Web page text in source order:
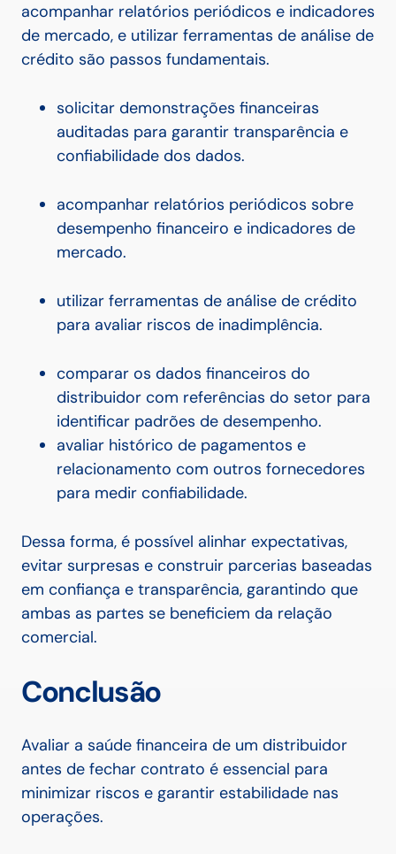
acompanhar relatórios periódicos e indicadores
de mercado, e utilizar ferramentas de análise de
crédito são passos fundamentais.
solicitar demonstrações financeiras
auditadas para garantir transparência e
confiabilidade dos dados.
acompanhar relatórios periódicos sobre
desempenho financeiro e indicadores de
mercado.
utilizar ferramentas de análise de crédito
para avaliar riscos de inadimplência.
comparar os dados financeiros do
distribuidor com referências do setor para
identificar padrões de desempenho.
avaliar histórico de pagamentos e
relacionamento com outros fornecedores
para medir confiabilidade.
Dessa forma, é possível alinhar expectativas,
evitar surpresas e construir parcerias baseadas
em confiança e transparência, garantindo que
ambas as partes se beneficiem da relação
comercial.
Conclusão
Avaliar a saúde financeira de um distribuidor
antes de fechar contrato é essencial para
minimizar riscos e garantir estabilidade nas
operações.